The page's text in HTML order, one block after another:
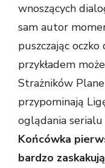
wnoszących
sam autor
puszczając
przykładem
Strażników
przypominają
oglądania serialu
Końcówka
bardzo